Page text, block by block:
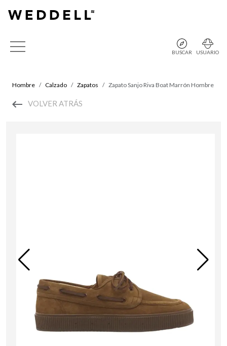
BUSCAR USUARIO
Hombre Calzado Zapatos Zapato Sanjo Riva Boat Marrón Hombre
VOLVER ATRÁS